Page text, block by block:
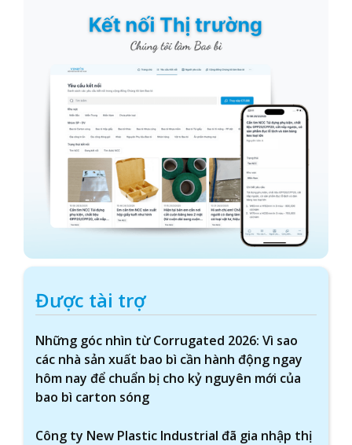
Được tài trợ
Những góc nhìn từ Corrugated 2026: Vì sao
các nhà sản xuất bao bì cần hành động ngay
hôm nay để chuẩn bị cho kỷ nguyên mới của
bao bì carton sóng
Công ty New Plastic Industrial đã gia nhập thị